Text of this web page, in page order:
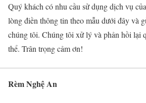
Quý khách có nhu cầu sử dụng dịch vụ
lòng điền thông tin theo mẫu dưới đây và
chúng tôi. Chúng tôi xử lý và phản hồi lại
thể. Trân trọng cảm ơn!
Rèm Nghệ An